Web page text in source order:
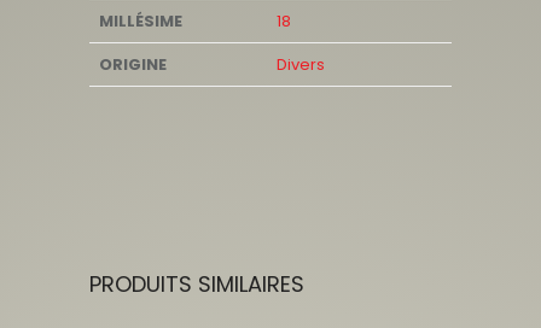
MILLÉSIME
18
ORIGINE
Divers
PRODUITS SIMILAIRES